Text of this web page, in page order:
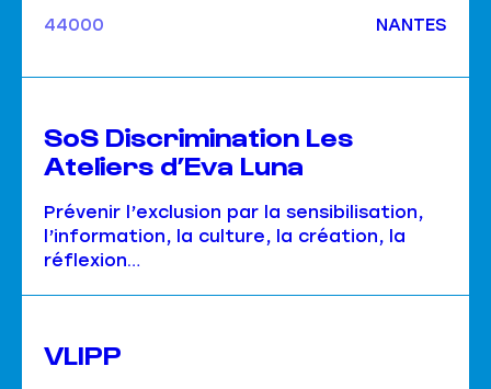
44000
NANTES
SoS Discrimination Les
Ateliers d’Eva Luna
Prévenir l’exclusion par la sensibilisation,
l’information, la culture, la création, la
réflexion…
VLIPP